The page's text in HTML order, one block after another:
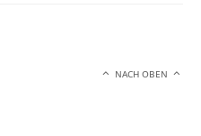
NACH OBEN